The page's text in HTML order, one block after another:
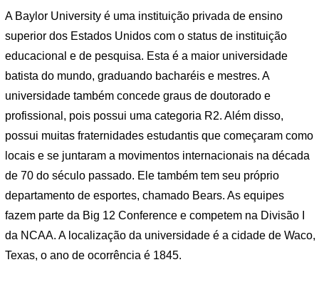
A Baylor University é uma instituição privada de ensino
superior dos Estados Unidos com o status de instituição
educacional e de pesquisa. Esta é a maior universidade
batista do mundo, graduando bacharéis e mestres. A
universidade também concede graus de doutorado e
profissional, pois possui uma categoria R2. Além disso,
possui muitas fraternidades estudantis que começaram como
locais e se juntaram a movimentos internacionais na década
de 70 do século passado. Ele também tem seu próprio
departamento de esportes, chamado Bears. As equipes
fazem parte da Big 12 Conference e competem na Divisão I
da NCAA. A localização da universidade é a cidade de Waco,
Texas, o ano de ocorrência é 1845.